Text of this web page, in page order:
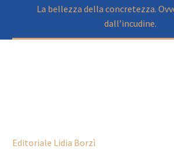
La bellezza della concretezza.
dall’incudine.
Editoriale Lidia Borzì